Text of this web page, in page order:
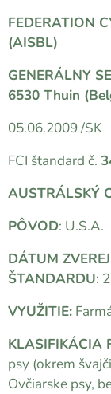
FEDERATION
(AISBL)
GENERÁLNY
6530 Thuin
05.06.2009 /SK
FCI štandard č.
AUSTRÁLSKÝ
PÔVOD: U.S.A.
DÁTUM
ŠTANDARDU:
VYUŽITIE:
KLASIFIKÁCIA
psy (okrem
Ovčiarske psy,